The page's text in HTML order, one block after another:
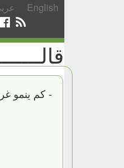
English
-‏ كم ينمو